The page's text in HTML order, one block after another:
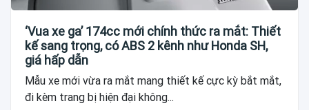
‘Vua xe ga’ 174cc mới chính thức ra mắt: Thiết
kế sang trọng, có ABS 2 kênh như Honda SH,
giá hấp dẫn
Mẫu xe mới vừa ra mắt mang thiết kế cực kỳ bắt mắt,
đi kèm trang bị hiện đại không...